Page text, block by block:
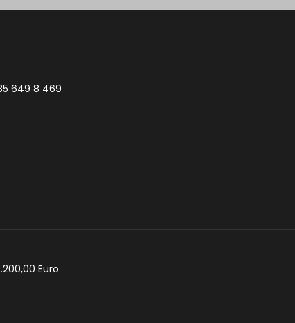
649 8 469
Euro